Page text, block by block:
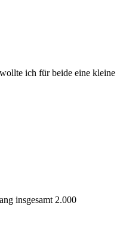
ich für beide eine kleine
insgesamt 2.000